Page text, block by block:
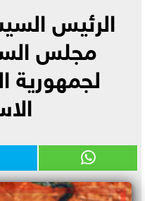
الرئيس
مجلس
لجمهورية